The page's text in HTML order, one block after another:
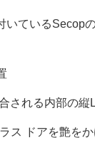
いているSecop
される内部の縦
ス ドアを艶をか